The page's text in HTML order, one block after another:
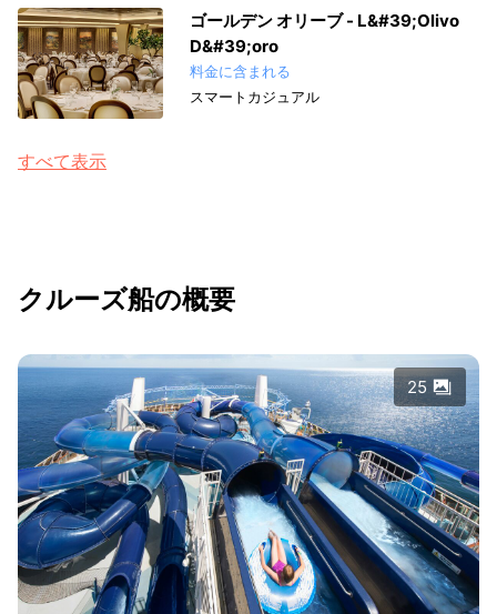
ゴールデン オリーブ - L&#39;Olivo
D&#39;oro
料金に含まれる
スマートカジュアル
すべて表示
クルーズ船の概要
25